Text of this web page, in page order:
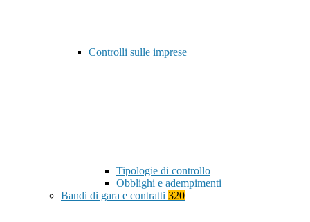
Controlli sulle imprese
Tipologie di controllo
Obblighi e adempimenti
Bandi di gara e contratti 320